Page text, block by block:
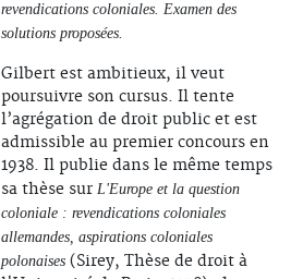
revendications coloniales. Examen des
solutions proposées.
Gilbert est ambitieux, il veut
poursuivre son cursus. Il tente
l’agrégation de droit public et est
admissible au premier concours en
1938. Il publie dans le même temps
sa thèse sur L'Europe et la question
coloniale : revendications coloniales
allemandes, aspirations coloniales
polonaises(Sirey, Thèse de droit à